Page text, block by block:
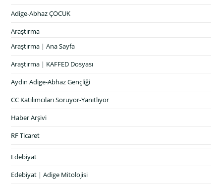
Adige-Abhaz ÇOCUK
Araştırma
Araştırma | Ana Sayfa
Araştırma | KAFFED Dosyası
Aydın Adige-Abhaz Gençliği
CC Katılımcıları Soruyor-Yanıtlıyor
Haber Arşivi
RF Ticaret
Edebiyat
Edebiyat | Adige Mitolojisi